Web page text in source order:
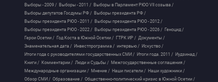
Выборы - 2009 / Выборы - 2011 / Выборы в Парламент РЮО VII созыва /
Выборы депутатов Госдумы РФ / Выборы президента РФ /
Выборы президента РЮО - 2011 / Выборы президента РЮО - 2012 /
Выборы президента РЮО - 2022 / Выборы президента РЮО - 2026 / Геноцид /
Герои Осетии / Год Коста в Южной Осетии / ГТРК ИР / Документы /
Знаменательная дата / Инвестпрограмма / интервью / Искуство /
Итоги года с руководителями государственных СМИ / Итоги года. 2011 / Иудзинад /
Книги / Комментарии / Люди и Судьбы / Межгосударственные соглашения /
Международные организации / Мнение / Наши писатели / Наши художники /
Обзор СМИ / Образование / Общественно-политический кризис в Южной Осетии /